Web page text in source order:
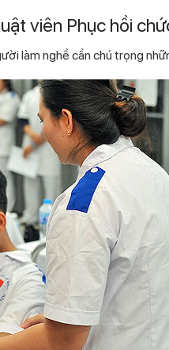
viên Phục hồi
làm nghề cần chú trọng